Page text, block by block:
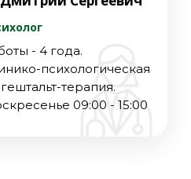
- 4 года.
психологическая
терапия.
09:00 - 15:00